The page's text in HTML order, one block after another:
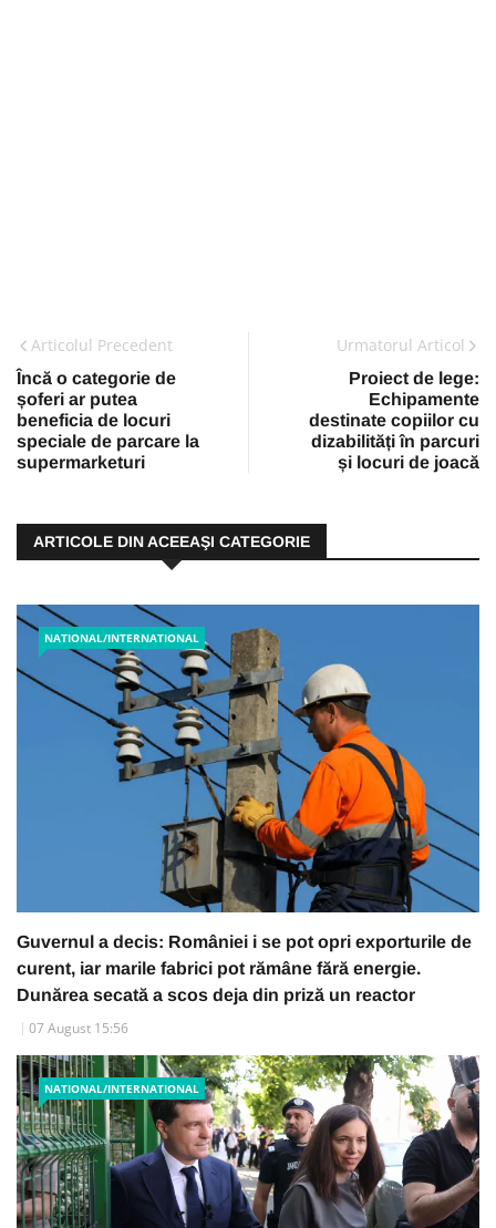
Articolul Precedent
Încă o categorie de
șoferi ar putea
beneficia de locuri
speciale de parcare la
supermarketuri
Urmatorul Articol
Proiect de lege:
Echipamente
destinate copiilor cu
dizabilități în parcuri
și locuri de joacă
ARTICOLE DIN ACEEAŞI CATEGORIE
NATIONAL/INTERNATIONAL
Guvernul a decis: României i se pot opri exporturile de
curent, iar marile fabrici pot rămâne fără energie.
Dunărea secată a scos deja din priză un reactor
07 August 15:56
NATIONAL/INTERNATIONAL